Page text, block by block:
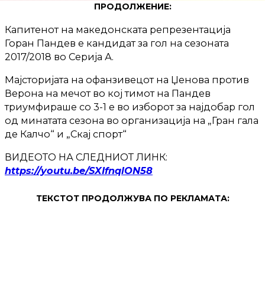
ПРОДОЛЖЕНИЕ:
Капитенот на македонската репрезентација
Горан Пандев е кандидат за гол на сезоната
2017/2018 во Серија А.
Мајсторијата на офанзивецот на Џенова против
Верона на мечот во кој тимот на Пандев
триумфираше со 3-1 е во изборот за најдобар гол
од минатата сезона во организација на „Гран гала
де Калчо“ и „Скај спорт“
ВИДЕОТО НА СЛЕДНИОТ ЛИНК:
https://youtu.be/SXIfnqlON58
ТЕКСТОТ ПРОДОЛЖУВА ПО РЕКЛАМАТА: